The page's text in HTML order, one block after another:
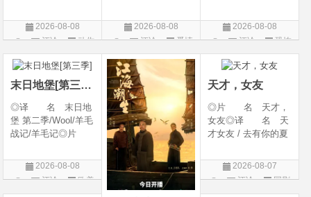
Eleven Eight One S
even◎年 代: 2
国 / 法国 / 美国◎
类 别: 动作 /
2026-08-08
评论
动作
片
道之恋 / 白色宫殿◎
年 代: 1990◎
类 别: 剧情 / 爱
情◎语
2026-08-08
评论
爱情
片
玫瑰 / 英伦转生号
(港) / 谜航(台)◎年
地: 英国◎类
别: 剧情 / 恐
2026-08-08
评论
恐怖
片
末日地堡[第三季]
◎译 名 末日地
堡 第二季/Wool/羊毛
战记/羊毛记◎片
◎年 代 2024◎
产 地 美国◎
2026-08-08
评论
欧美
剧
天才，女友
◎片 名 天才，
女友◎译 名 天
才女友 / 去有你的夏
年 代 2026◎
产 地 中国大陆
2026-08-07
评论
国剧